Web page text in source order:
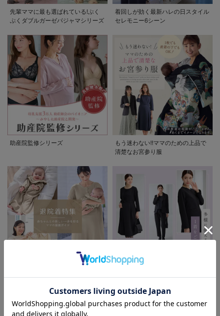
お気に入り商品を確認する
先輩ママに最も選ばれている!ぷく
ぷくダブルガーゼパジャマシリーズ
着回しが効く最新ハレの日スタイル
セレモニー6シーン
助産院監修シリーズ
もう迷わない!!ママのための上品で
清楚なお宮参り服